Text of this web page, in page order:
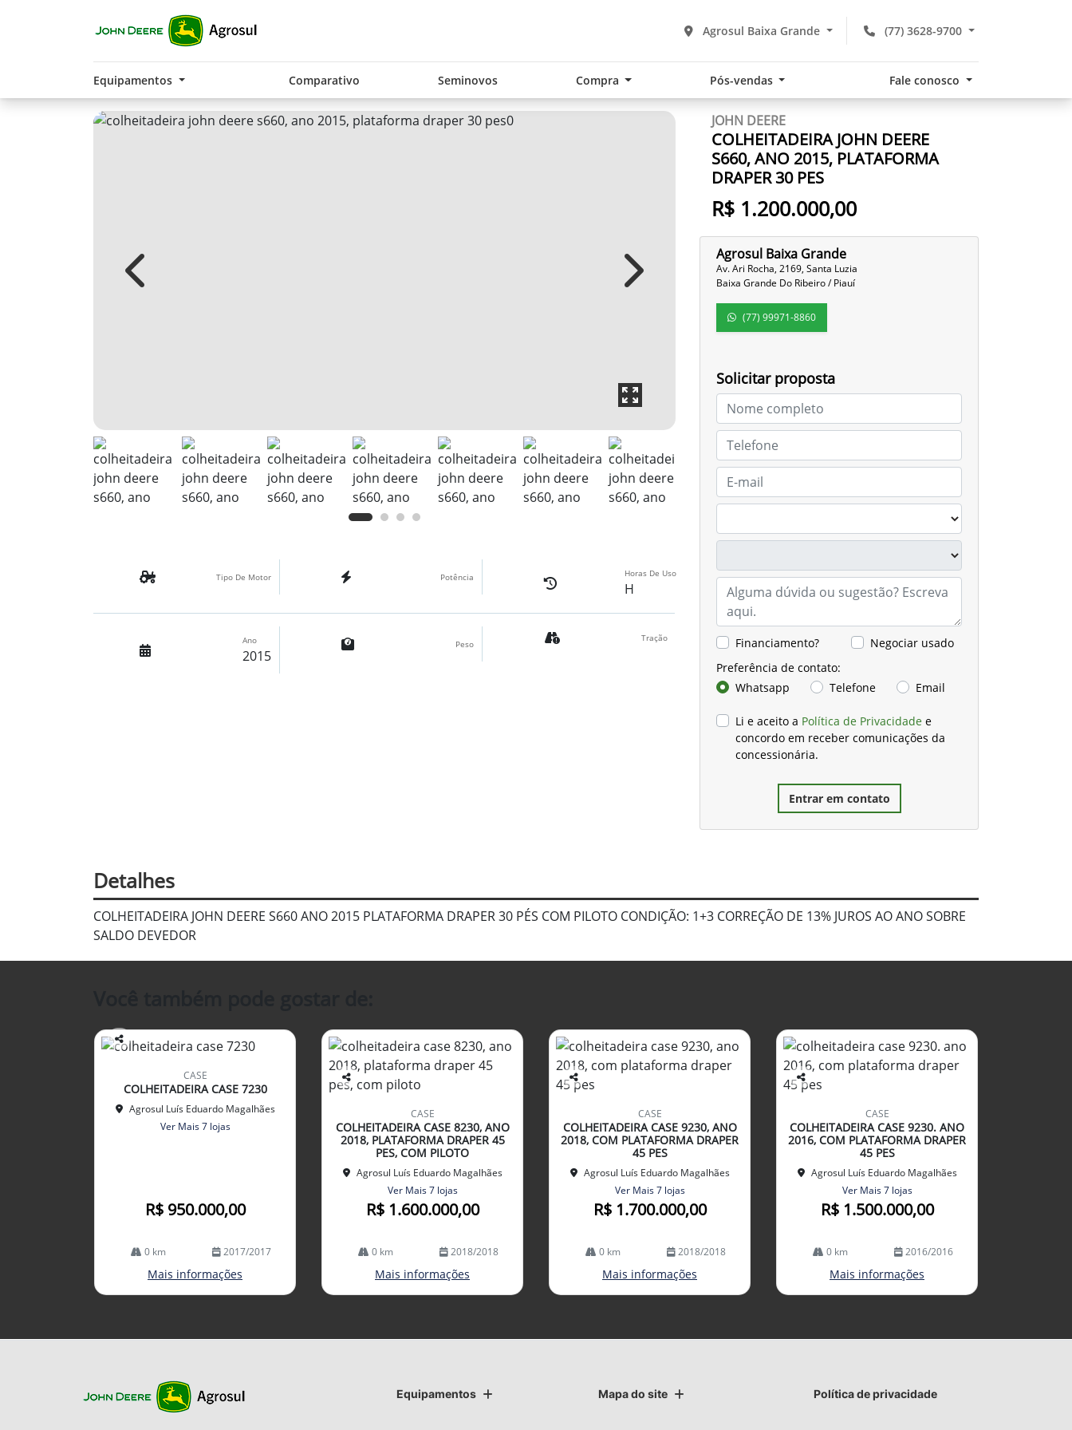
(77) 3628-9700
Agrosul Baixa Grande
Equipamentos Comparativo Seminovos Compra Pós-vendas Fale conosco
JOHN DEERE
COLHEITADEIRA JOHN DEERE
S660, ANO 2015, PLATAFORMA
DRAPER 30 PES
R$ 1.200.000,00
Agrosul Baixa Grande
Av. Ari Rocha, 2169, Santa Luzia
Baixa Grande Do Ribeiro / Piauí
(77) 99971-8860
Solicitar proposta
Financiamento?
Negociar usado
Preferência de contato:
Whatsapp
Telefone Email
Li e aceito a Política de Privacidade e
concordo em receber comunicações da
concessionária.
Entrar em contato
Previous Next
Tipo De Motor Potência Horas De Uso
H
Ano
2015
Peso
Tração
Detalhes
COLHEITADEIRA JOHN DEERE S660 ANO 2015 PLATAFORMA DRAPER 30 PÉS COM PILOTO CONDIÇÃO: 1+3 CORREÇÃO DE 13% JUROS AO ANO SOBRE
SALDO DEVEDOR
Co
lhe
CASE
COLHEITADEIRA CASE 7230
Agrosul Luís Eduardo Magalhães
Ver Mais 7 lojas
R$ 950.000,00
0 km 2017/2017
Mais informações
Co
arti
lhe
CASE
COLHEITADEIRA CASE 8230, ANO
2018, PLATAFORMA DRAPER 45
PES, COM PILOTO
Agrosul Luís Eduardo Magalhães
Ver Mais 7 lojas
R$ 1.600.000,00
0 km 2018/2018
Mais informações
Co
arti
lhe
CASE
COLHEITADEIRA CASE 9230, ANO
2018, COM PLATAFORMA DRAPER
45 PES
Agrosul Luís Eduardo Magalhães
Ver Mais 7 lojas
R$ 1.700.000,00
0 km 2018/2018
Mais informações
Co
arti
lhe
CASE
COLHEITADEIRA CASE 9230. ANO
2016, COM PLATAFORMA DRAPER
45 PES
Agrosul Luís Eduardo Magalhães
Ver Mais 7 lojas
R$ 1.500.000,00
0 km 2016/2016
Mais informações
Equipamentos Mapa do site Política de privacidade